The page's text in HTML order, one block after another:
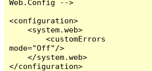
Web.Config -->
<configuration>
    <system.web>
        <customErrors
mode="Off"/>
    </system.web>
</configuration>